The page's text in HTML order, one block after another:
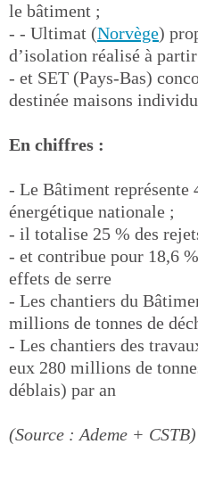
le bâtiment ;
- - Ultimat (Norvège)
d’isolation réalisé à
- et SET (Pays-Bas)
destinée maisons
En chiffres :
- Le Bâtiment représente
énergétique nationale ;
- il totalise 25 % des
- et contribue pour 18,6
effets de serre
- Les chantiers du
millions de tonnes de
- Les chantiers des
eux 280 millions de
déblais) par an
(Source : Ademe + CSTB)